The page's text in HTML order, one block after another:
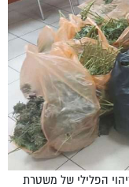
הפלילי של משטרת